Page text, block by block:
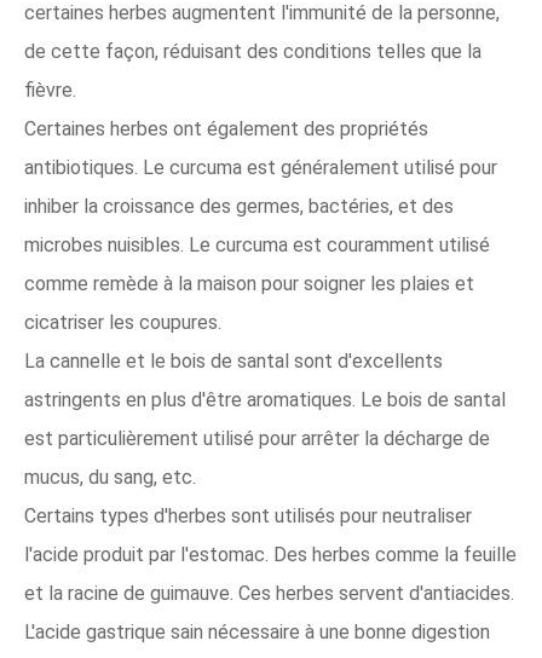
certaines herbes augmentent l'immunité de la personne,
de cette façon, réduisant des conditions telles que la
fièvre.
Certaines herbes ont également des propriétés
antibiotiques. Le curcuma est généralement utilisé pour
inhiber la croissance des germes, bactéries, et des
microbes nuisibles. Le curcuma est couramment utilisé
comme remède à la maison pour soigner les plaies et
cicatriser les coupures.
La cannelle et le bois de santal sont d'excellents
astringents en plus d'être aromatiques. Le bois de santal
est particulièrement utilisé pour arrêter la décharge de
mucus, du sang, etc.
Certains types d'herbes sont utilisés pour neutraliser
l'acide produit par l'estomac. Des herbes comme la feuille
et la racine de guimauve. Ces herbes servent d'antiacides.
L'acide gastrique sain nécessaire à une bonne digestion